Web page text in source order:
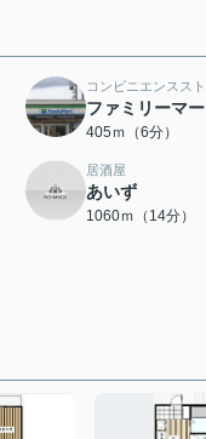
コンビニエンスス
ファミリーマ
405ｍ（6分）
居酒屋
あいず
1060ｍ（14分）